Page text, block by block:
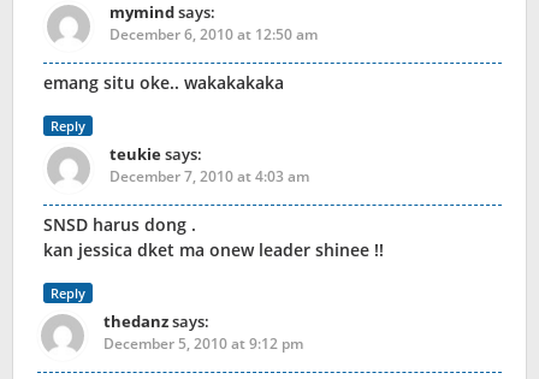
mymindsays:
December 6, 2010 at 12:50 am
emang situ oke.. wakakakaka
Reply
teukiesays:
December 7, 2010 at 4:03 am
SNSD harus dong .
kan jessica dket ma onew leader shinee !!
Reply
thedanzsays:
December 5, 2010 at 9:12 pm